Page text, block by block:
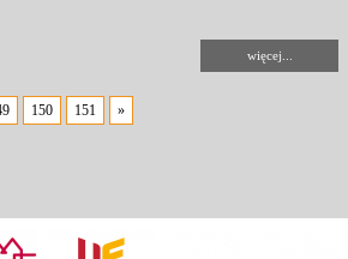
więcej...
150 151 »